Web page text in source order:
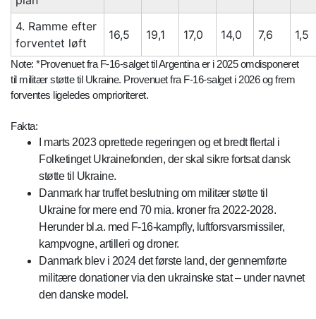
4. Ramme efter
forventet løft
16,5 19,1 17,0 14,0 7,6 1,5
Note: *Provenuet fra F-16-salget til Argentina er i 2025 omdisponeret
til militær støtte til Ukraine. Provenuet fra F-16-salget i 2026 og frem
forventes ligeledes omprioriteret.
Fakta:
I marts 2023 oprettede regeringen og et bredt flertal i
Folketinget Ukrainefonden, der skal sikre fortsat dansk
støtte til Ukraine.
Danmark har truffet beslutning om militær støtte til
Ukraine for mere end 70 mia. kroner fra 2022-2028.
Herunder bl.a. med F-16-kampfly, luftforsvarsmissiler,
kampvogne, artilleri og droner.
Danmark blev i 2024 det første land, der gennemførte
militære donationer via den ukrainske stat – under navnet
den danske model.